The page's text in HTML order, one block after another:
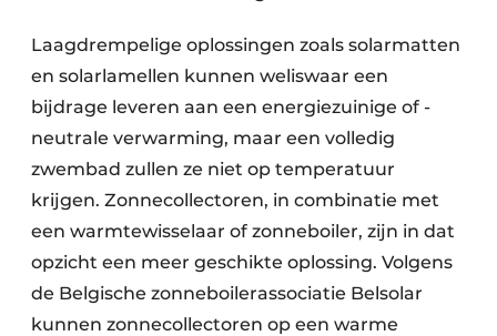
Laagdrempelige oplossingen zoals solarmatten
en solarlamellen kunnen weliswaar een
bijdrage leveren aan een energiezuinige of -
neutrale verwarming, maar een volledig
zwembad zullen ze niet op temperatuur
krijgen. Zonnecollectoren, in combinatie met
een warmtewisselaar of zonneboiler, zijn in dat
opzicht een meer geschikte oplossing. Volgens
de Belgische zonneboilerassociatie Belsolar
kunnen zonnecollectoren op een warme